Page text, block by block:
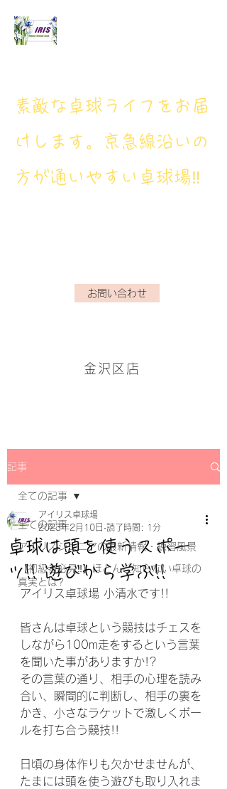
​素敵な卓球ライフをお届
けします。京急線沿いの
方が通いやすい卓球場‼
お問い合わせ
金沢区店
記事
全ての記事
アイリスジュニアの最新情報・練習風景
【初級者必見‼】ほとんど知らない卓球の
真実とは?
全ての記事
卓球は頭を使うスポー
ツ!! 遊びから学ぶ!!
アイリス卓球場
2023年2月10日 読了時間: 1分
アイリス卓球場 小清水です!!
皆さんは卓球という競技はチェスを
しながら100m走をするという言葉
を聞いた事がありますか!?
その言葉の通り、相手の心理を読み
合い、瞬間的に判断し、相手の裏を
かき、小さなラケットで激しくボー
ルを打ち合う競技!!
日頃の身体作りも欠かせませんが、
たまには頭を使う遊びも取り入れま